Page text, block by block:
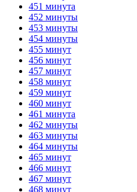
451 минута
452 минуты
453 минуты
454 минуты
455 минут
456 минут
457 минут
458 минут
459 минут
460 минут
461 минута
462 минуты
463 минуты
464 минуты
465 минут
466 минут
467 минут
468 минут